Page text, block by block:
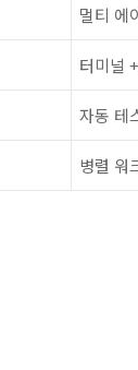
멀티 에
터미널
자동 테
병렬 워